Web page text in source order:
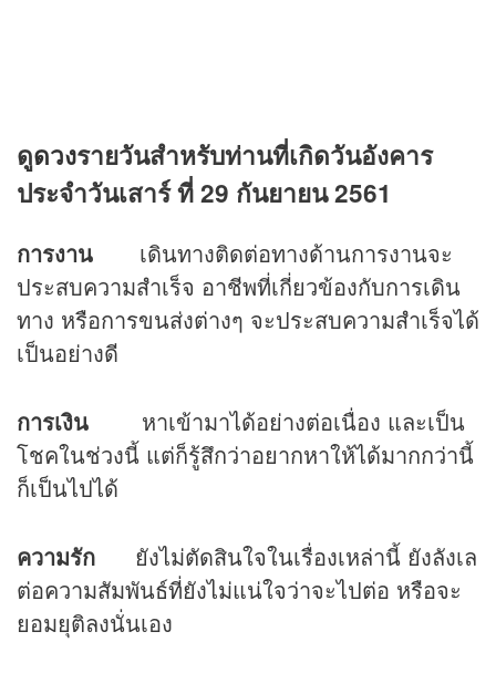
ดูดวงรายวันสำหรับท่านที่เกิดวันอังคาร
ประจำวันเสาร์ ที่ 29 กันยายน 2561
การงาน เดินทางติดต่อทางด้านการงานจะ
ประสบความสำเร็จ อาชีพที่เกี่ยวข้องกับการเดิน
ทาง หรือการขนส่งต่างๆ จะประสบความสำเร็จได้
เป็นอย่างดี
การเงิน หาเข้ามาได้อย่างต่อเนื่อง และเป็น
โชคในช่วงนี้ แต่ก็รู้สึกว่าอยากหาให้ได้มากกว่านี้
ก็เป็นไปได้
ความรัก ยังไม่ตัดสินใจในเรื่องเหล่านี้ ยังลังเล
ต่อความสัมพันธ์ที่ยังไม่แน่ใจว่าจะไปต่อ หรือจะ
ยอมยุติลงนั่นเอง